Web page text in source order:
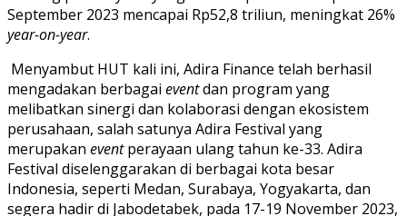
September 2023 mencapai Rp52,8 triliun, meningkat 26%
year-on-year.
Menyambut HUT kali ini, Adira Finance telah berhasil
mengadakan berbagai eventdan program yang
melibatkan sinergi dan kolaborasi dengan ekosistem
perusahaan, salah satunya Adira Festival yang
merupakan eventperayaan ulang tahun ke-33. Adira
Festival diselenggarakan di berbagai kota besar
Indonesia, seperti Medan, Surabaya, Yogyakarta, dan
segera hadir di Jabodetabek, pada 17-19 November 2023,